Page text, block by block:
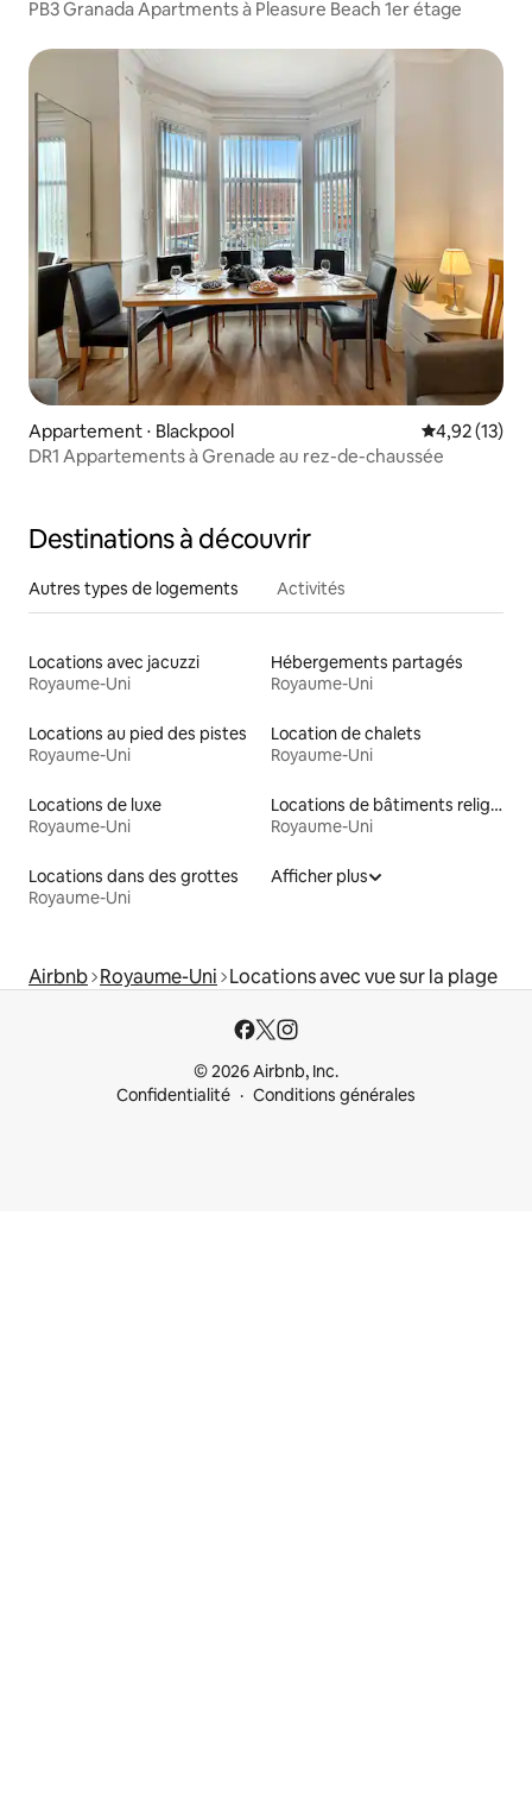
PB3 Granada Apartments à Pleasure Beach 1er étage
Appartement ⋅ Blackpool Évaluation
4,92 (13)
DR1 Appartements à Grenade au rez-de-chaussée
Destinations à découvrir
Autres types de logements Activités
Locations avec jacuzzi
Royaume-Uni
Hébergements partagés
Royaume-Uni
Locations au pied des pistes
Royaume-Uni
Location de chalets
Royaume-Uni
Locations de luxe
Royaume-Uni
Locations de bâtiments religieux
Royaume-Uni
Locations dans des grottes
Royaume-Uni
Afficher plus
Airbnb Royaume-Uni Locations avec vue sur la plage
© 2026 Airbnb, Inc.
Confidentialité
Conditions générales